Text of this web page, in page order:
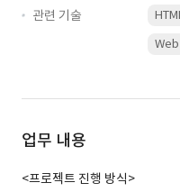
관련 기술
Web
업무 내용
<프로젝트 진행 방식>